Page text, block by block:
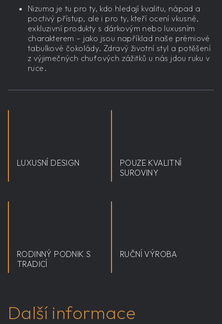
Nizuma je tu pro ty, kdo hledají kvalitu, nápad a
poctivý přístup, ale i pro ty, kteří ocení vkusné,
exkluzivní produkty s dárkovým nebo luxusním
charakterem – jako jsou například naše prémiové
tabulkové čokolády. Zdravý životní styl a potěšení
z výjimečných chuťových zážitků u nás jdou ruku v
ruce.
LUXUSNÍ DESIGN
POUZE KVALITNÍ
SUROVINY
RODINNÝ PODNIK S
TRADICÍ
RUČNÍ VÝROBA
Další informace